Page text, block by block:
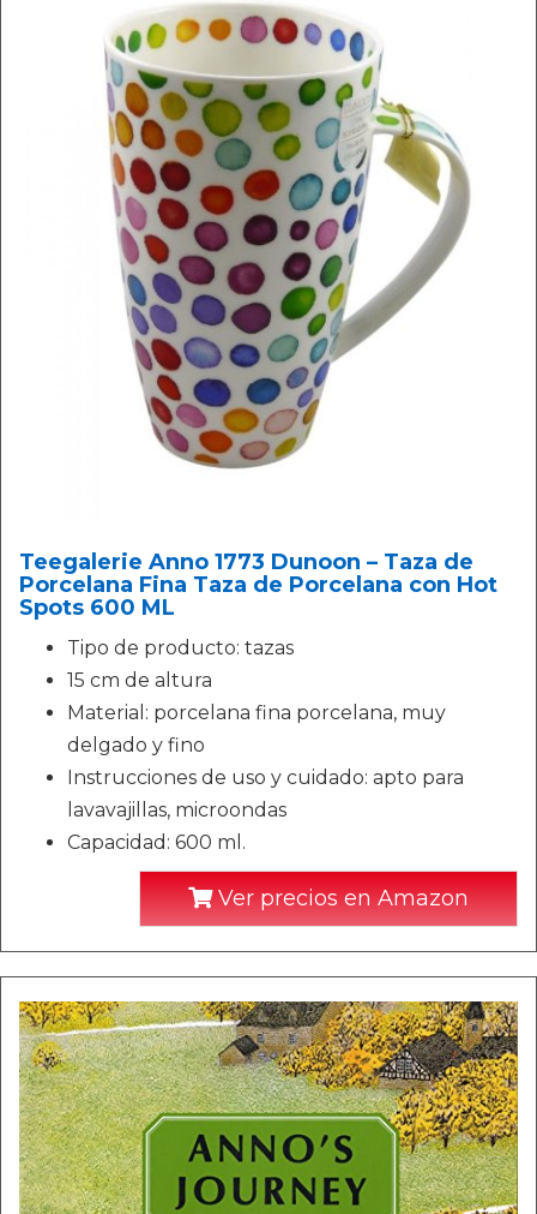
Teegalerie Anno 1773 Dunoon – Taza de
Porcelana Fina Taza de Porcelana con Hot
Spots 600 ML
Tipo de producto: tazas
15 cm de altura
Material: porcelana fina porcelana, muy
delgado y fino
Instrucciones de uso y cuidado: apto para
lavavajillas, microondas
Capacidad: 600 ml.
Ver precios en Amazon